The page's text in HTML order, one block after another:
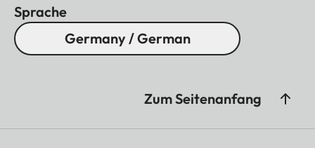
Sprache
Germany / German
Zum Seitenanfang